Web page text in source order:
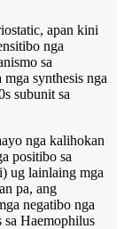
apan kini
nga
sa
synthesis nga
subunit sa
nga kalihokan
positibo sa
ug lainlaing mga
pa, ang
negatibo nga
sa Haemophilus